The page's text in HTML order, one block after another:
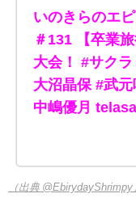
いのきらのエ
＃131 【卒業
大会！ #サク
大沼晶保 #武
中嶋優月
（出典 @EbirydayShrimpy